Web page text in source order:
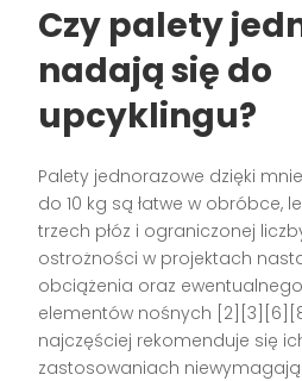
Czy palety
nadają się do
upcyklingu?
Palety jednorazowe dzięki
do 10 kg są łatwe w obróbce,
trzech płóz i ograniczonej
ostrożności w projektach
obciążenia oraz
elementów nośnych
najczęściej rekomenduje się
zastosowaniach